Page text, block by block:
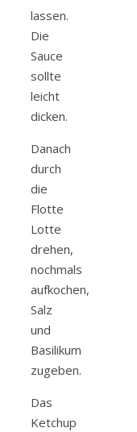
lassen.
Die
Sauce
sollte
leicht
dicken.
Danach
durch
die
Flotte
Lotte
drehen,
nochmals
aufkochen,
Salz
und
Basilikum
zugeben.
Das
Ketchup